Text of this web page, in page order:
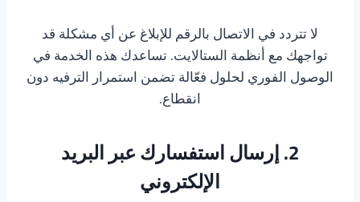
لا تتردد في الاتصال بالرقم للإبلاغ عن أي مشكلة قد
تواجهك مع أنظمة الستالايت. تساعدك هذه الخدمة في
الوصول الفوري لحلول فعّالة تضمن استمرار الترفيه دون
انقطاع.
2. إرسال استفسارك عبر البريد
الإلكتروني